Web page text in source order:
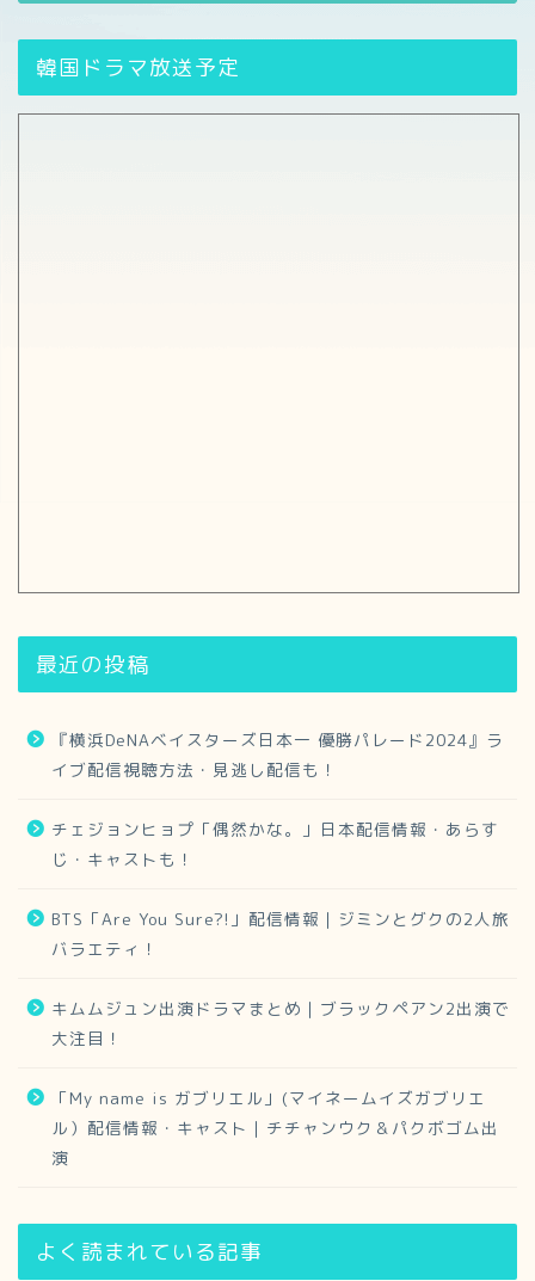
韓国ドラマ放送予定
最近の投稿
『横浜DeNAベイスターズ日本一 優勝パレード2024』ラ
イブ配信視聴方法・見逃し配信も！
チェジョンヒョプ「偶然かな。」日本配信情報・あらす
じ・キャストも！
BTS「Are You Sure?!」配信情報｜ジミンとグクの2人旅
バラエティ！
キムムジュン出演ドラマまとめ｜ブラックペアン2出演で
大注目！
「My name is ガブリエル」(マイネームイズガブリエ
ル）配信情報・キャスト｜チチャンウク＆パクボゴム出
演
よく読まれている記事